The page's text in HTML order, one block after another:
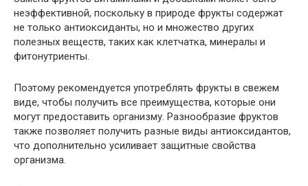
неэффективной, поскольку в природе фрукты содержат
не только антиоксиданты, но и множество других
полезных веществ, таких как клетчатка, минералы и
фитонутриенты.
Поэтому рекомендуется употреблять фрукты в свежем
виде, чтобы получить все преимущества, которые они
могут предоставить организму. Разнообразие фруктов
также позволяет получить разные виды антиоксидантов,
что дополнительно усиливает защитные свойства
организма.